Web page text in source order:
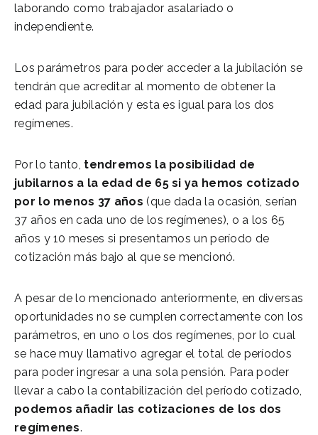
laborando como trabajador asalariado o
independiente.
Los parámetros para poder acceder a la jubilación se
tendrán que acreditar al momento de obtener la
edad para jubilación y esta es igual para los dos
regímenes.
Por lo tanto, tendremos la posibilidad de
jubilarnos a la edad de 65 si ya hemos cotizado
por lo menos 37 años (que dada la ocasión, serían
37 años en cada uno de los regímenes), o a los 65
años y 10 meses si presentamos un período de
cotización más bajo al que se mencionó.
A pesar de lo mencionado anteriormente, en diversas
oportunidades no se cumplen correctamente con los
parámetros, en uno o los dos regímenes, por lo cual
se hace muy llamativo agregar el total de períodos
para poder ingresar a una sola pensión. Para poder
llevar a cabo la contabilización del período cotizado,
podemos añadir las cotizaciones de los dos
regímenes.